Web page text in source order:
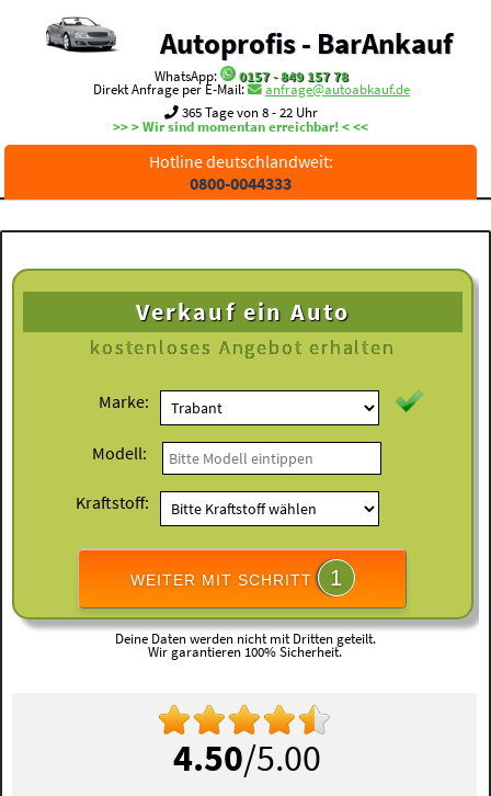
Autoprofis - BarAnkauf
WhatsApp:
0157 - 849 157 78
Direkt Anfrage per E-Mail:
anfrage@autoabkauf.de
365 Tage von 8 - 22 Uhr
>> > Wir sind momentan erreichbar! < <<
Hotline deutschlandweit:
0800-0044333
Verkauf ein Auto
kostenloses Angebot erhalten
Marke:
Modell:
Kraftstoff:
WEITER MIT SCHRITT 1
Deine Daten werden nicht mit Dritten geteilt.
Wir garantieren 100% Sicherheit.
4.50/5.00